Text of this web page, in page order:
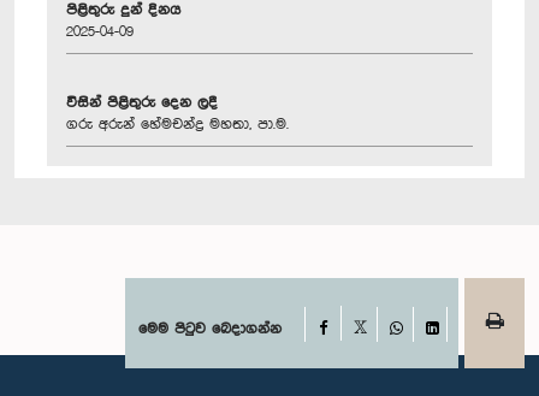
පිළිතුරු දුන් දිනය
2025-04-09
විසින් පිළිතුරු දෙන ලදී
ගරු අරුන් හේමචන්ද්‍ර මහතා, පා.ම.
මෙම පිටුව බෙදාගන්න Facebook
WhatsAppLinkedIn